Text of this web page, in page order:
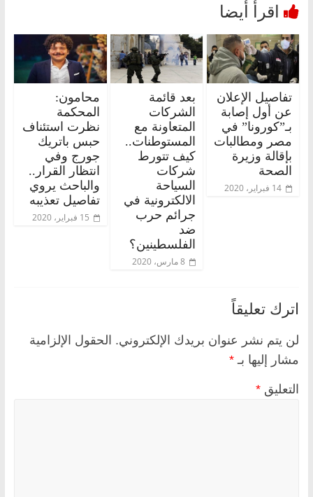
تفاصيل الإعلان
عن أول إصابة
بـ”كورونا” في
مصر ومطالبات
بإقالة وزيرة
الصحة
14 فبراير، 2020
بعد قائمة
الشركات
المتعاونة مع
المستوطنات..
كيف تتورط
شركات
السياحة
الالكترونية في
جرائم حرب
ضد
الفلسطينين؟
8 مارس، 2020
محامون:
المحكمة
نظرت استئناف
حبس باتريك
جورج وفي
انتظار القرار..
والباحث يروي
تفاصيل تعذيبه
15 فبراير، 2020
اترك تعليقاً
لن يتم نشر عنوان بريدك الإلكتروني. الحقول الإلزامية
مشار إليها بـ *
التعليق *